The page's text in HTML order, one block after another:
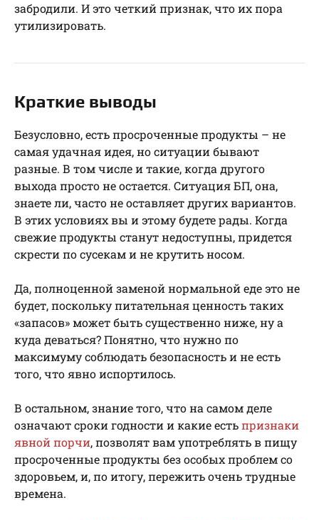
забродили. И это четкий признак, что их пора
утилизировать.
Краткие выводы
Безусловно, есть просроченные продукты – не
самая удачная идея, но ситуации бывают
разные. В том числе и такие, когда другого
выхода просто не остается. Ситуация БП, она,
знаете ли, часто не оставляет других вариантов.
В этих условиях вы и этому будете рады. Когда
свежие продукты станут недоступны, придется
скрести по сусекам и не крутить носом.
Да, полноценной заменой нормальной еде это не
будет, поскольку питательная ценность таких
«запасов» может быть существенно ниже, ну а
куда деваться? Понятно, что нужно по
максимуму соблюдать безопасность и не есть
того, что явно испортилось.
В остальном, знание того, что на самом деле
означают сроки годности и какие естьпризнаки
явной порчи, позволят вам употреблять в пищу
просроченные продукты без особых проблем со
здоровьем, и, по итогу, пережить очень трудные
времена.